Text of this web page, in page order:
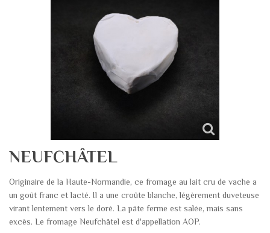
NEUFCHÂTEL
Originaire de la Haute-Normandie, ce fromage au lait cru de vache a
un goût franc et lacté. Il a une croûte blanche, légèrement duveteuse
virant lentement vers le doré. La pâte ferme est salée, mais sans
excès. Le fromage Neufchâtel est d'appellation AOP.